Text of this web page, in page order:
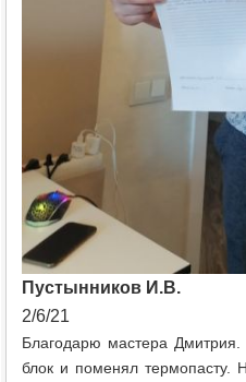
Пустынников И.В.
2/6/21
Благодарю мастера
блок и поменял термопасту.